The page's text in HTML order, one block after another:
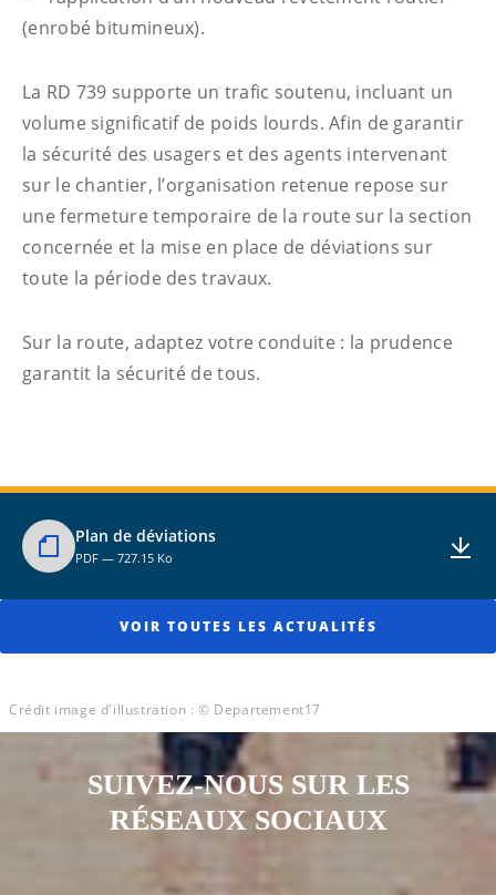
(enrobé bitumineux).
La RD 739 supporte un trafic soutenu, incluant un
volume significatif de poids lourds. Afin de garantir
la sécurité des usagers et des agents intervenant
sur le chantier, l’organisation retenue repose sur
une fermeture temporaire de la route sur la section
concernée et la mise en place de déviations sur
toute la période des travaux.
Sur la route, adaptez votre conduite : la prudence
garantit la sécurité de tous.
Plan de déviations
PDF — 727.15 Ko
VOIR TOUTES LES ACTUALITÉS
Crédit image d'illustration : © Departement17
SUIVEZ-NOUS SUR LES
RÉSEAUX SOCIAUX